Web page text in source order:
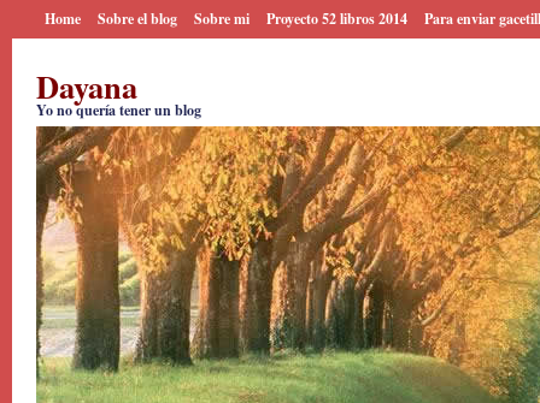
Home Sobre el blog Sobre mi Proyecto 52 libros 2014 Para enviar
Dayana
Yo no quería tener un blog